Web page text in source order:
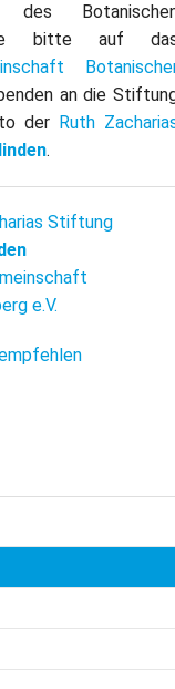
des
Sie bitte auf
an die
der Ruth
.
Stiftung
e.V.